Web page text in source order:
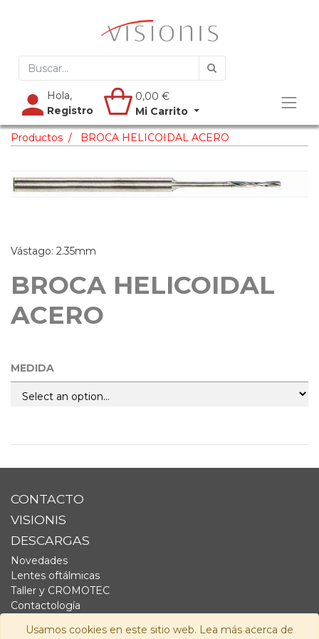
Usamos cookies en este sitio web. Lea más acerca de
Hola,
Registro
0,00 €
Mi Carrito
Productos BROCA HELICOIDAL ACERO
Vástago: 2.35mm
BROCA HELICOIDAL
ACERO
MEDIDA
CONTACTO
VISIONIS
DESCARGAS
Novedades
Lentes oftálmicas
Taller y CROMOTEC
Contactología
Fornitura